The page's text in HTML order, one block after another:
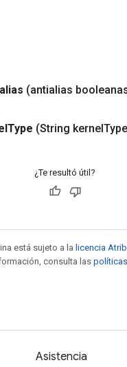
(antialias
Type (String kernel
¿Te resultó útil?
está sujeto a la licencia
consulta las
Asistencia